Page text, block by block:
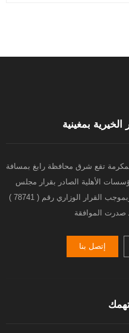
بمغينية
تقع شرق محافظة رابغ بمسافة
الأهلية الصادر بقرار مجلس
الوزراء رقم ( 61 ) وتاريخ 18/2/1437 هـ وبموجب القرار الوزاري رقم ( 78741 )
إتصل بنا